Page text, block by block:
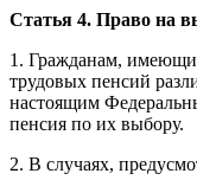
Статья 4. Право на
1. Гражданам,
трудовых пенсий
настоящим
пенсия по их выбору.
2. В случаях,